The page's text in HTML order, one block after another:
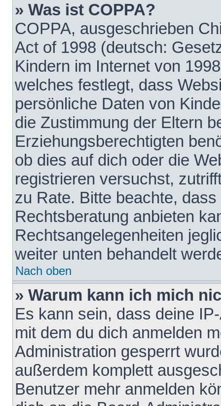
» Was ist COPPA?
COPPA, ausgeschrieben
Act of 1998 (deutsch:
Kindern im Internet von
welches festlegt, dass
persönliche Daten von
die Zustimmung der Eltern
Erziehungsberechtigten
ob dies auf dich oder die
registrieren versuchst,
zu Rate. Bitte beachte,
Rechtsberatung anbieten
Rechtsangelegenheiten
weiter unten behandelt
Nach oben
» Warum kann ich mich
Es kann sein, dass deine
mit dem du dich anmelden
Administration gesperrt
außerdem komplett
Benutzer mehr anmelden